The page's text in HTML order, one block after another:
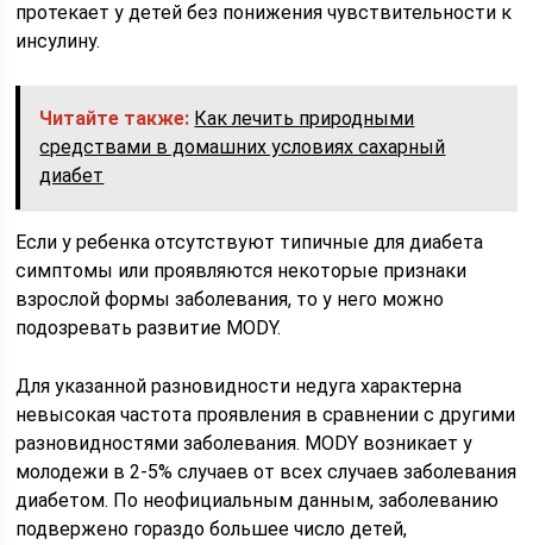
протекает у детей без понижения чувствительности к
инсулину.
Читайте также: Как лечить природными
средствами в домашних условиях сахарный
диабет
Если у ребенка отсутствуют типичные для диабета
симптомы или проявляются некоторые признаки
взрослой формы заболевания, то у него можно
подозревать развитие MODY.
Для указанной разновидности недуга характерна
невысокая частота проявления в сравнении с другими
разновидностями заболевания. MODY возникает у
молодежи в 2-5% случаев от всех случаев заболевания
диабетом. По неофициальным данным, заболеванию
подвержено гораздо большее число детей,